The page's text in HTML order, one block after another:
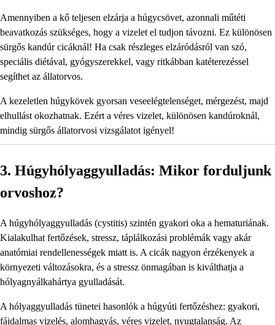
Amennyiben a kő teljesen elzárja a húgycsövet, azonnali műtéti
beavatkozás szükséges, hogy a vizelet el tudjon távozni. Ez különösen
sürgős kandúr cicáknál! Ha csak részleges elzáródásról van szó,
speciális diétával, gyógyszerekkel, vagy ritkábban katéterezéssel
segíthet az állatorvos.
A kezeletlen húgykövek gyorsan veseelégtelenséget, mérgezést, majd
elhullást okozhatnak. Ezért a véres vizelet, különösen kandúroknál,
mindig sürgős állatorvosi vizsgálatot igényel!
3. Húgyhólyaggyulladás: Mikor forduljunk
orvoshoz?
A húgyhólyaggyulladás (cystitis) szintén gyakori oka a hematuriának.
Kialakulhat fertőzések, stressz, táplálkozási problémák vagy akár
anatómiai rendellenességek miatt is. A cicák nagyon érzékenyek a
környezeti változásokra, és a stressz önmagában is kiválthatja a
hólyagnyálkahártya gyulladását.
A hólyaggyulladás tünetei hasonlók a húgyúti fertőzéshez: gyakori,
fájdalmas vizelés, alomhagyás, véres vizelet, nyugtalanság. Az